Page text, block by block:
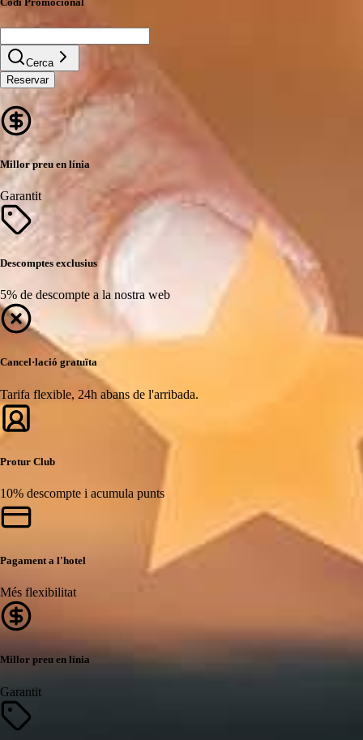
Cerca
Reservar
Millor preu en línia
Garantit
Descomptes exclusius
5% de descompte a la nostra web
Cancel·lació gratuïta
Tarifa flexible, 24h abans de l'arribada.
Protur Club
10% descompte i acumula punts
Pagament a l'hotel
Més flexibilitat
Millor preu en línia
Garantit